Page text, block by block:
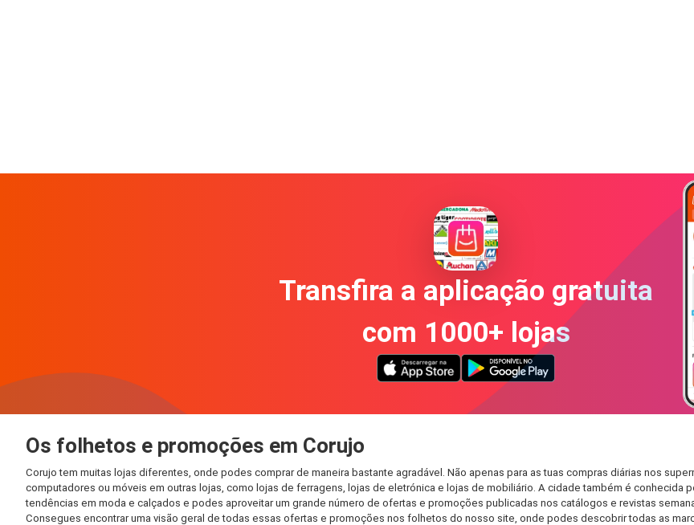
Transfira a aplicação gratuita
com 1000+ lojas
Os folhetos e promoções em Corujo
Corujo tem muitas lojas diferentes, onde podes comprar de maneira bastante agradável. Não apenas para as tuas compras diárias nos
computadores ou móveis em outras lojas, como lojas de ferragens, lojas de eletrónica e lojas de mobiliário. A cidade também é conhecida
tendências em moda e calçados e podes aproveitar um grande número de ofertas e promoções publicadas nos catálogos e revistas
Consegues encontrar uma visão geral de todas essas ofertas e promoções nos folhetos do nosso site, onde podes descobrir todas as